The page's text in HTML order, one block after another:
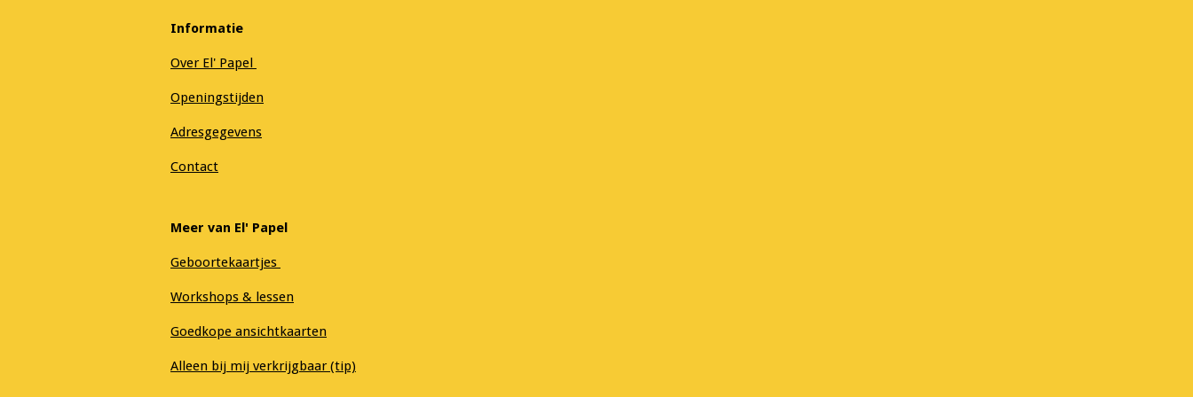
Informatie
Over El' Papel
Openingstijden
Adresgegevens
Contact
Meer van El' Papel
Geboortekaartjes
Workshops & lessen
Goedkope ansichtkaarten
Alleen bij mij verkrijgbaar (tip)